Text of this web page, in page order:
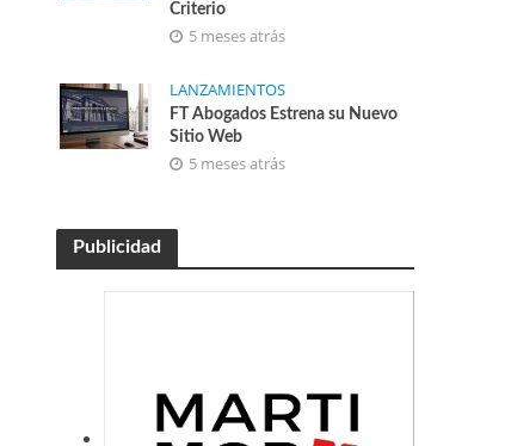
Criterio
5 meses atrás
LANZAMIENTOS
FT Abogados Estrena su Nuevo
Sitio Web
5 meses atrás
Publicidad